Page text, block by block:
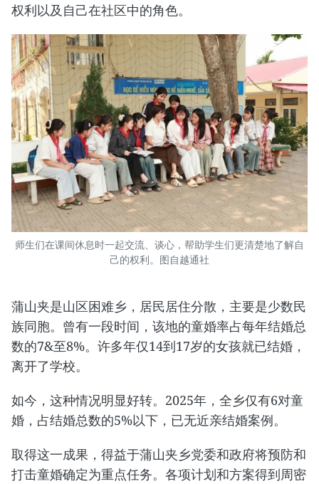
权利以及自己在社区中的角色。
师生们在课间休息时一起交流、谈心，帮助学生们更清楚地了解自
己的权利。图自越通社
蒲山夹是山区困难乡，居民居住分散，主要是少数民
族同胞。曾有一段时间，该地的童婚率占每年结婚总
数的7&至8%。许多年仅14到17岁的女孩就已结婚，
离开了学校。
​如今，这种情况明显好转。2025年，全乡仅有6对童
婚，占结婚总数的5%以下，已无近亲结婚案例。
​取得这一成果，得益于蒲山夹乡党委和政府将预防和
打击童婚确定为重点任务。各项计划和方案得到周密